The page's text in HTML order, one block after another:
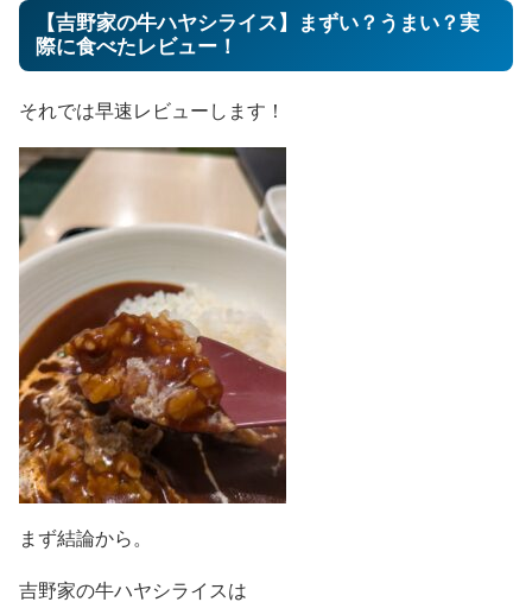
【吉野家の牛ハヤシライス】まずい？うまい？実
際に食べたレビュー！
それでは早速レビューします！
まず結論から。
吉野家の牛ハヤシライスは